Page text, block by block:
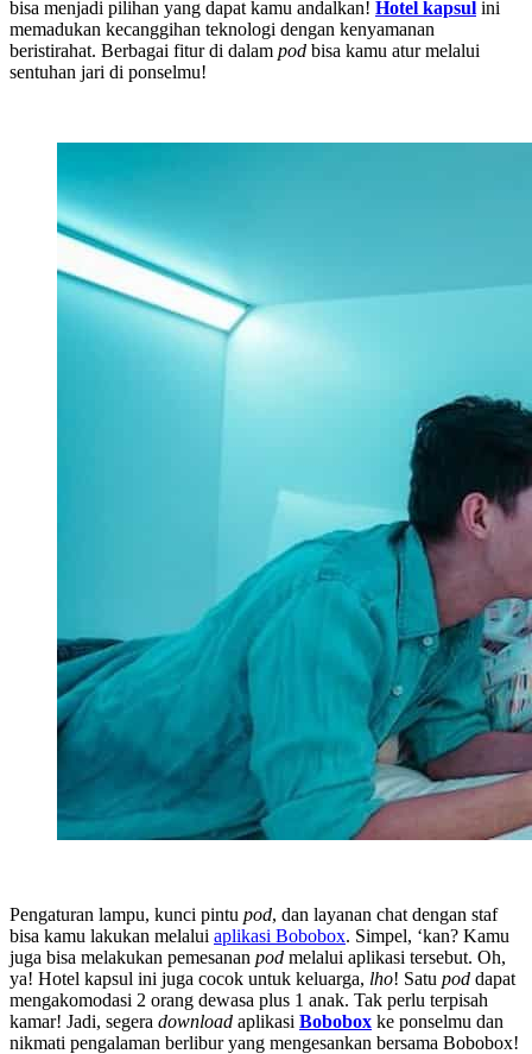
bisa menjadi pilihan yang dapat kamu andalkan! Hotel kapsul ini
memadukan kecanggihan teknologi dengan kenyamanan
beristirahat. Berbagai fitur di dalam pod bisa kamu atur melalui
sentuhan jari di ponselmu!
Pengaturan lampu, kunci pintu pod, dan layanan chat dengan staf
bisa kamu lakukan melalui aplikasi Bobobox. Simpel, ‘kan? Kamu
juga bisa melakukan pemesanan pod melalui aplikasi tersebut. Oh,
ya! Hotel kapsul ini juga cocok untuk keluarga, lho! Satu pod dapat
mengakomodasi 2 orang dewasa plus 1 anak. Tak perlu terpisah
kamar! Jadi, segera download aplikasi Bobobox ke ponselmu dan
nikmati pengalaman berlibur yang mengesankan bersama Bobobox!